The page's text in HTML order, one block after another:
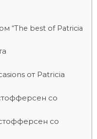
“The best of Patricia
от Patricia
со
со